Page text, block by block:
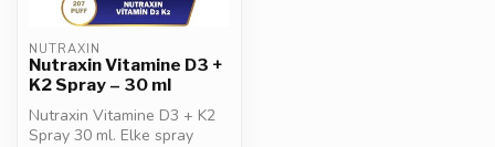
NUTRAXIN
Nutraxin Vitamine D3 +
K2 Spray – 30 ml
Nutraxin Vitamine D3 + K2
Spray 30 ml. Elke spray